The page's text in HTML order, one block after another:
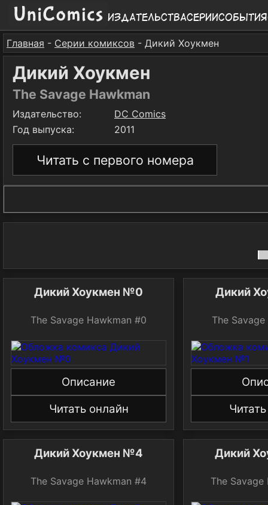
ИздательстваСерииСобытия
Главная - Серии комиксов - Дикий Хоукмен
Дикий Хоукмен
The Savage Hawkman
Издательство:
DC Comics
Год выпуска:
2011
Читать с первого номера
Дикий Хоукмен №0
The Savage Hawkman #0
Описание
Читать онлайн
Дикий
The
Дикий Хоукмен №4
The Savage Hawkman #4
Дикий
The